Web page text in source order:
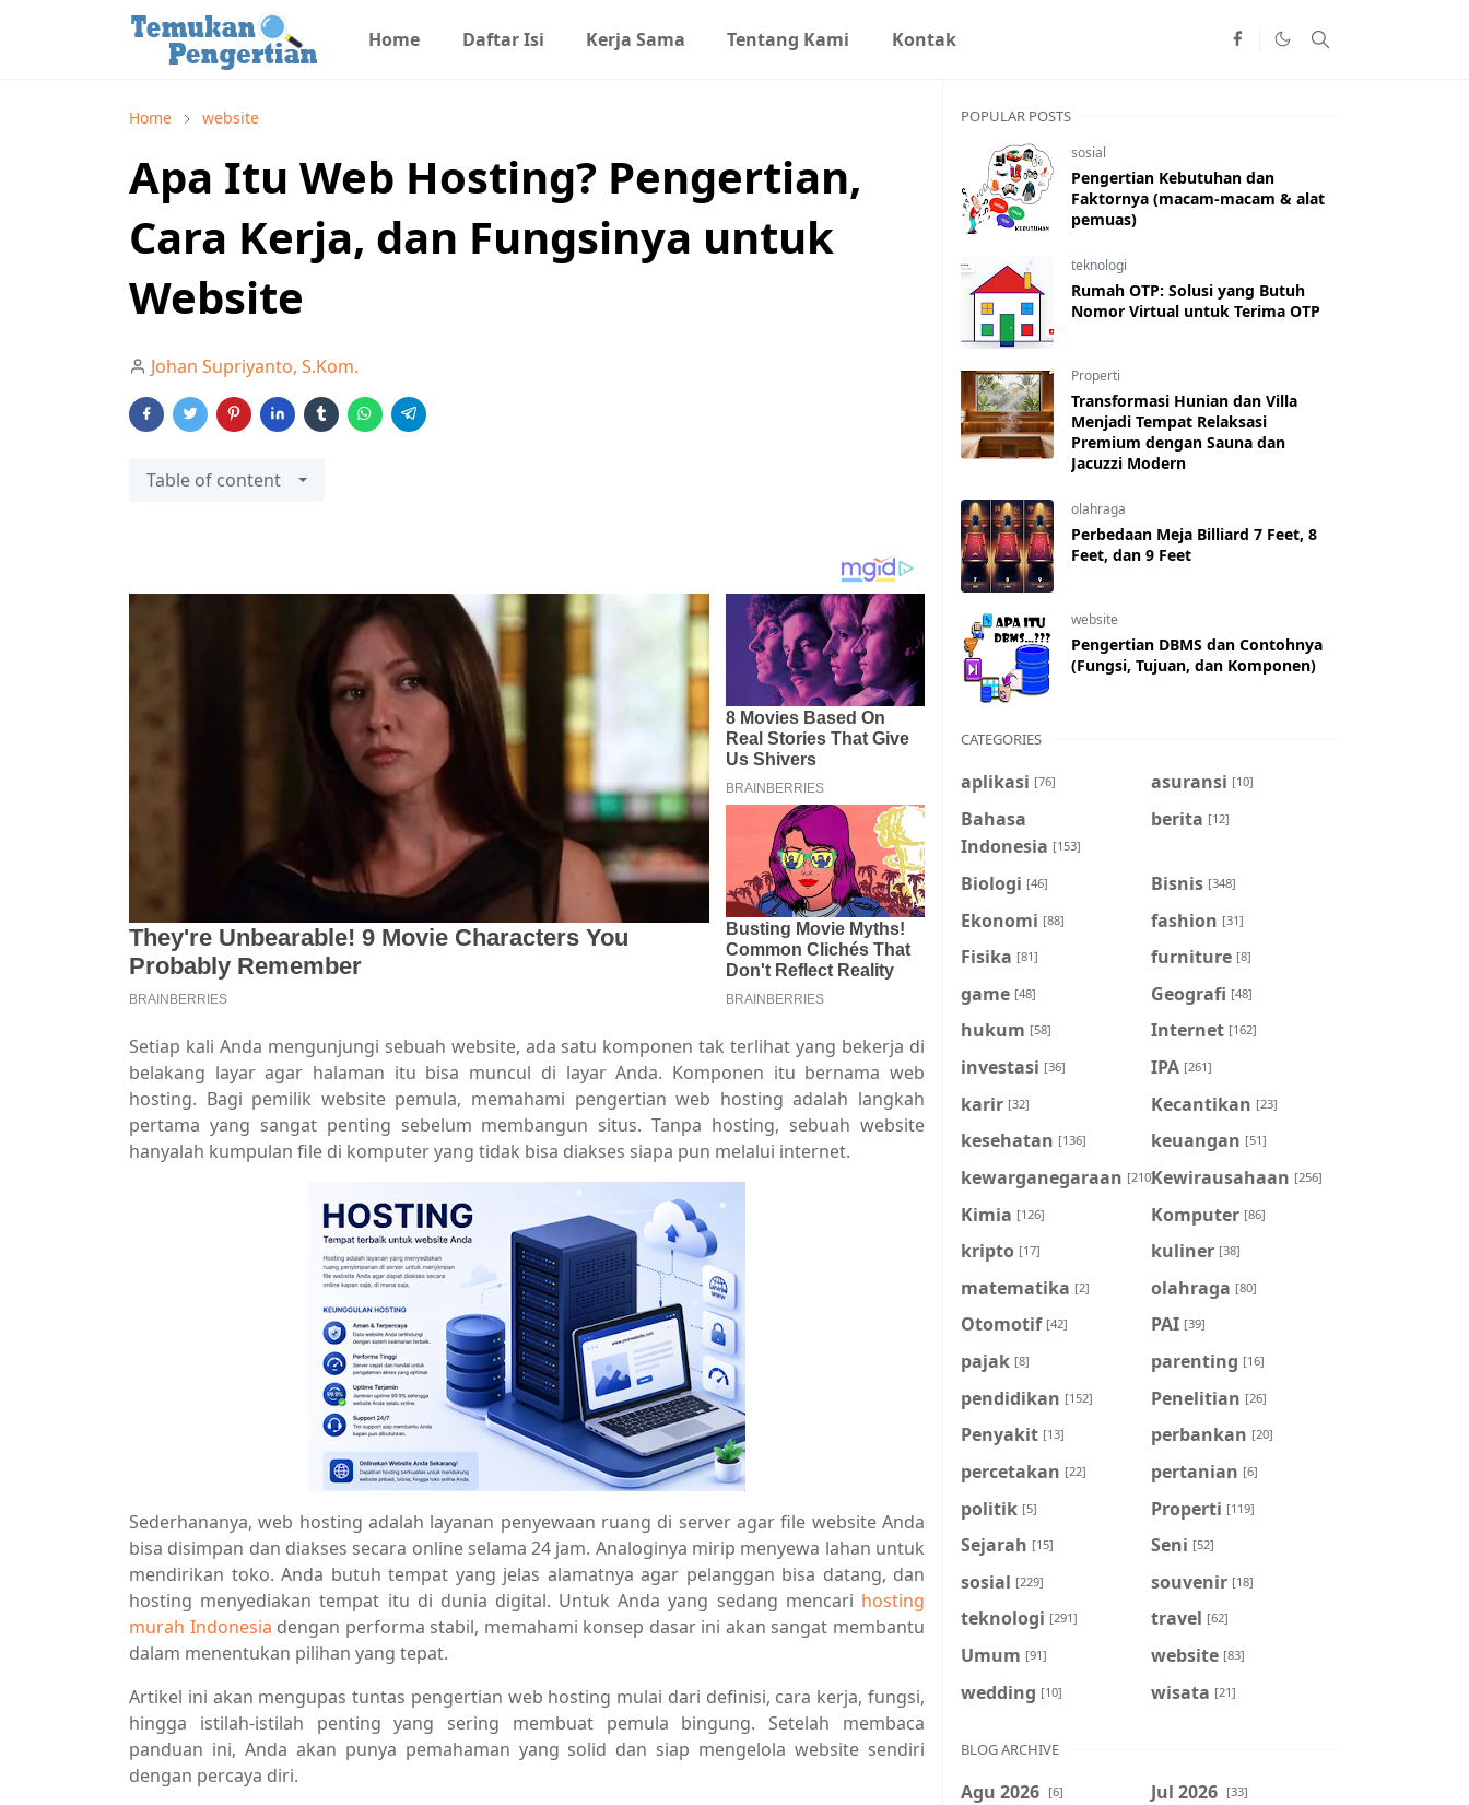
Home Daftar Isi Kerja Sama Tentang Kami Kontak
Home website
Apa Itu Web Hosting? Pengertian,
Cara Kerja, dan Fungsinya untuk
Website
Johan Supriyanto, S.Kom.
Table of content
Setiap kali Anda mengunjungi sebuah website, ada satu komponen tak terlihat yang bekerja di
belakang layar agar halaman itu bisa muncul di layar Anda. Komponen itu bernama web
hosting. Bagi pemilik website pemula, memahami pengertian web hosting adalah langkah
pertama yang sangat penting sebelum membangun situs. Tanpa hosting, sebuah website
hanyalah kumpulan file di komputer yang tidak bisa diakses siapa pun melalui internet.
Sederhananya, web hosting adalah layanan penyewaan ruang di server agar file website Anda
bisa disimpan dan diakses secara online selama 24 jam. Analoginya mirip menyewa lahan untuk
mendirikan toko. Anda butuh tempat yang jelas alamatnya agar pelanggan bisa datang, dan
hosting menyediakan tempat itu di dunia digital. Untuk Anda yang sedang mencari hosting
murah Indonesia dengan performa stabil, memahami konsep dasar ini akan sangat membantu
dalam menentukan pilihan yang tepat.
Artikel ini akan mengupas tuntas pengertian web hosting mulai dari definisi, cara kerja, fungsi,
hingga istilah-istilah penting yang sering membuat pemula bingung. Setelah membaca
panduan ini, Anda akan punya pemahaman yang solid dan siap mengelola website sendiri
dengan percaya diri.
POPULAR POSTS
sosial
Pengertian Kebutuhan dan
Faktornya (macam-macam & alat
pemuas)
teknologi
Rumah OTP: Solusi yang Butuh
Nomor Virtual untuk Terima OTP
Properti
Transformasi Hunian dan Villa
Menjadi Tempat Relaksasi
Premium dengan Sauna dan
Jacuzzi Modern
olahraga
Perbedaan Meja Billiard 7 Feet, 8
Feet, dan 9 Feet
website
Pengertian DBMS dan Contohnya
(Fungsi, Tujuan, dan Komponen)
CATEGORIES
aplikasi [76] asuransi [10]
Bahasa
Indonesia [153]
berita [12]
Biologi [46] Bisnis [348]
Ekonomi [88] fashion [31]
Fisika [81] furniture [8]
game [48] Geografi [48]
hukum [58] Internet [162]
investasi [36] IPA [261]
karir [32] Kecantikan [23]
kesehatan [136] keuangan [51]
kewarganegaraan [210]Kewirausahaan [256]
Kimia [126] Komputer [86]
kripto [17] kuliner [38]
matematika [2] olahraga [80]
Otomotif [42] PAI [39]
pajak [8] parenting [16]
pendidikan [152] Penelitian [26]
Penyakit [13] perbankan [20]
percetakan [22] pertanian [6]
politik [5] Properti [119]
Sejarah [15] Seni [52]
sosial [229] souvenir [18]
teknologi [291] travel [62]
Umum [91] website [83]
wedding [10] wisata [21]
BLOG ARCHIVE
Agu 2026 [6] Jul 2026 [33]